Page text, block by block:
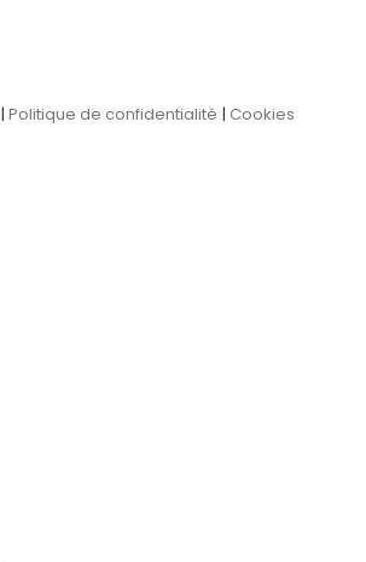
|Politique de confidentialité |Cookies